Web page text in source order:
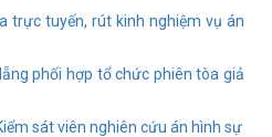
trực tuyến, rút kinh nghiệm vụ án
phối hợp tổ chức phiên tòa giả
sát viên nghiên cứu án hình sự